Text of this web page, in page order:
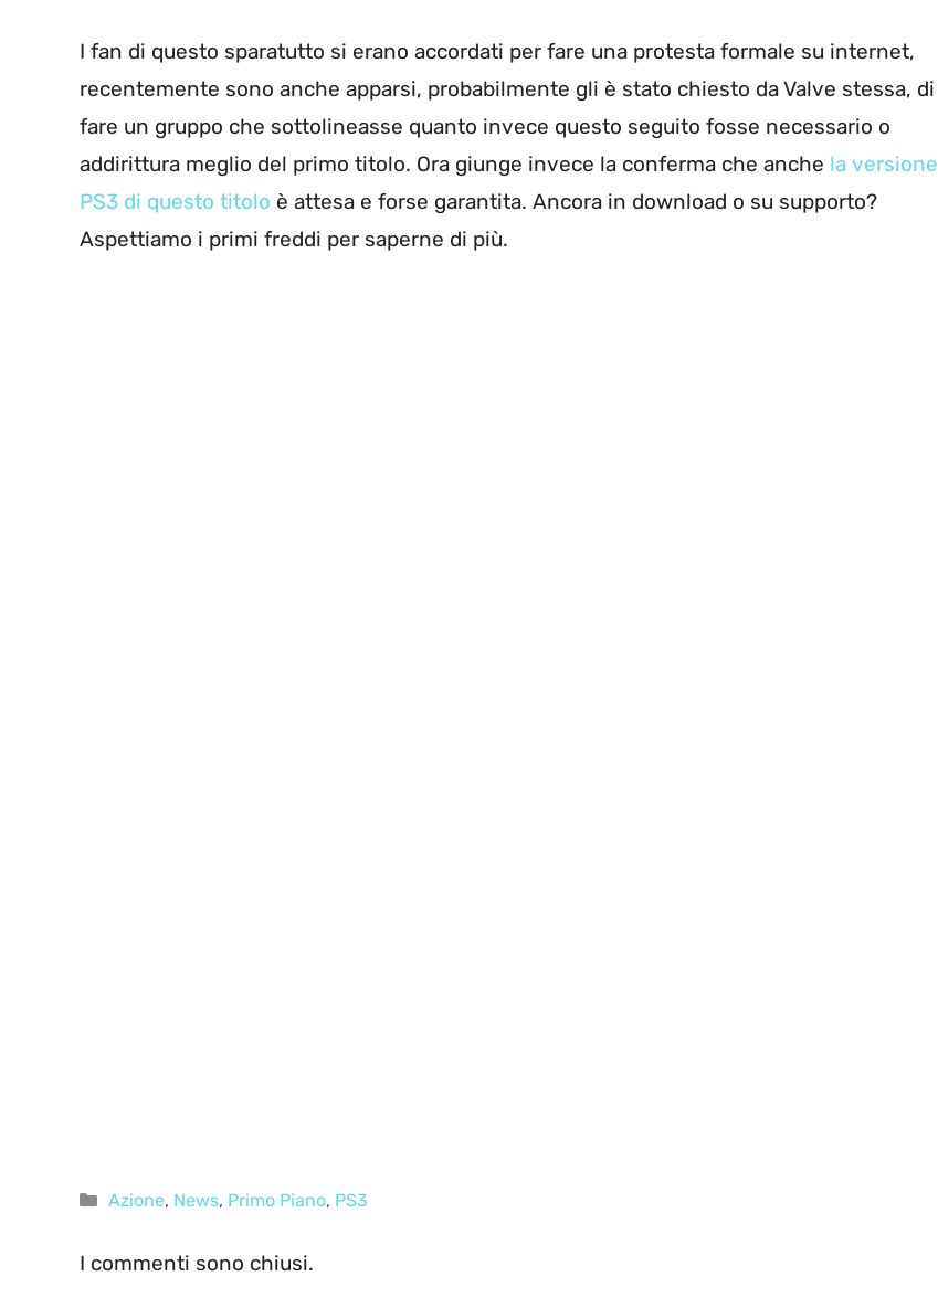
I fan di questo sparatutto si erano accordati per fare una protesta formale su internet,
recentemente sono anche apparsi, probabilmente gli è stato chiesto da Valve stessa, di
fare un gruppo che sottolineasse quanto invece questo seguito fosse necessario o
addirittura meglio del primo titolo. Ora giunge invece la conferma che anche la versione
PS3 di questo titolo è attesa e forse garantita. Ancora in download o su supporto?
Aspettiamo i primi freddi per saperne di più.
Categorie
Azione, News, Primo Piano, PS3
I commenti sono chiusi.